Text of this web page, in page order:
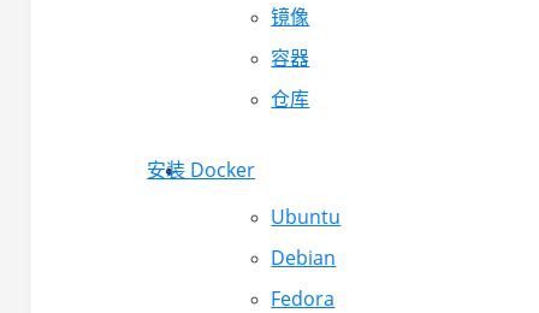
镜像
容器
仓库
安装 Docker
Ubuntu
Debian
Fedora